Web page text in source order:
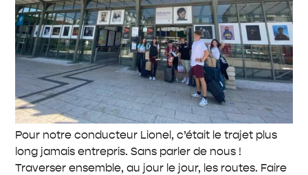
Pour notre conducteur Lionel, c’était le trajet plus
long jamais entrepris. Sans parler de nous !
Traverser ensemble, au jour le jour, les routes. Faire